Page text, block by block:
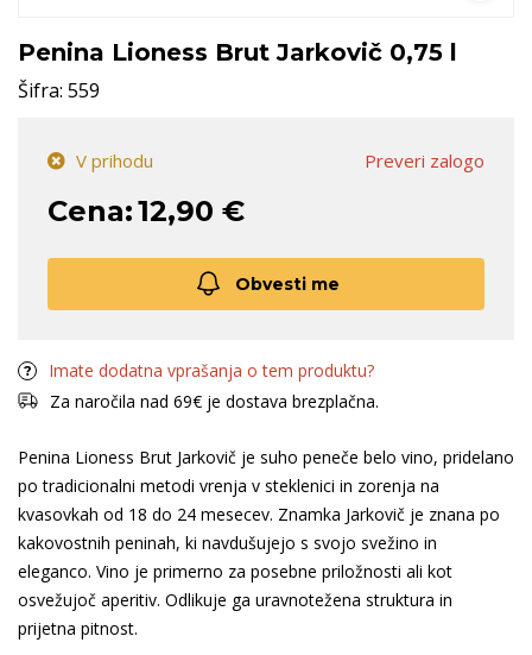
Penina Lioness Brut Jarkovič 0,75 l
Šifra: 559
Preveri zalogo
V prihodu
Cena:12,90 €
Obvesti me
Imate dodatna vprašanja o tem produktu?
Za naročila nad 69€ je dostava brezplačna.
Penina Lioness Brut Jarkovič je suho peneče belo vino, pridelano
po tradicionalni metodi vrenja v steklenici in zorenja na
kvasovkah od 18 do 24 mesecev. Znamka Jarkovič je znana po
kakovostnih peninah, ki navdušujejo s svojo svežino in
eleganco. Vino je primerno za posebne priložnosti ali kot
osvežujoč aperitiv. Odlikuje ga uravnotežena struktura in
prijetna pitnost.